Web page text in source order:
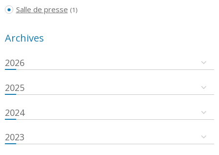
Salle de presse (1)
Archives
2026
2025
2024
2023